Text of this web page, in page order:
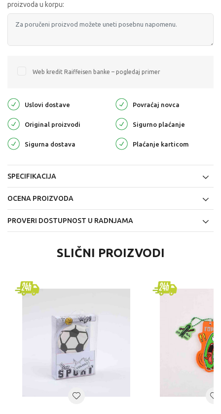
proizvoda u korpu:
Web kredit Raiffeisen banke – pogledaj primer
Uslovi dostave Povraćaj novca
Original proizvodi Sigurno plaćanje
Sigurna dostava Plaćanje karticom
SPECIFIKACIJA
OCENA PROIZVODA
PROVERI DOSTUPNOST U RADNJAMA
SLIČNI PROIZVODI